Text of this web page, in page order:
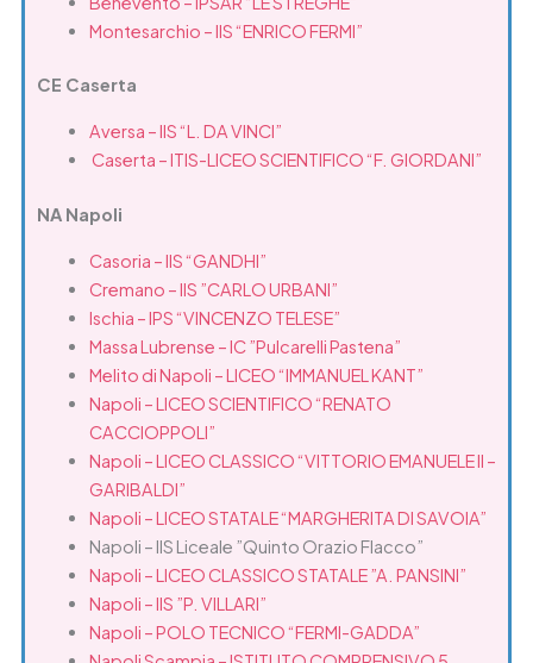
Montesarchio – IIS “ENRICO FERMI”
CE Caserta
Aversa – IIS “L. DA VINCI”
Caserta – ITIS-LICEO SCIENTIFICO “F. GIORDANI”
NA Napoli
Casoria – IIS “GANDHI”
Cremano – IIS ”CARLO URBANI”
Ischia – IPS “VINCENZO TELESE”
Massa Lubrense – IC ”Pulcarelli Pastena”
Melito di Napoli – LICEO “IMMANUEL KANT”
Napoli – LICEO SCIENTIFICO “RENATO
CACCIOPPOLI”
Napoli – LICEO CLASSICO “VITTORIO EMANUELE II –
GARIBALDI”
Napoli – LICEO STATALE “MARGHERITA DI SAVOIA”
Napoli – IIS Liceale ”Quinto Orazio Flacco”
Napoli – LICEO CLASSICO STATALE ”A. PANSINI”
Napoli – IIS ”P. VILLARI”
Napoli – POLO TECNICO “FERMI-GADDA”